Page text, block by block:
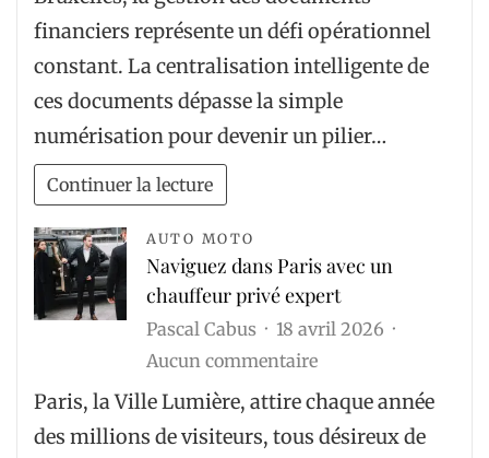
des
documents
financiers
pour
Bruxelles
:
un
levier
stratégique
financiers représente un défi opérationnel
constant. La centralisation intelligente de
ces documents dépasse la simple
numérisation pour devenir un pilier…
Continuer la lecture
AUTO MOTO
Naviguez dans Paris avec un
chauffeur privé expert
Pascal Cabus
18 avril 2026
Aucun commentairesur
Naviguez
dans
Paris, la Ville Lumière, attire chaque année
des millions de visiteurs, tous désireux de